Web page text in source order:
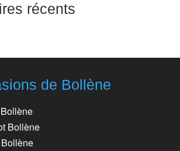
récents
de Bollène
Bollène